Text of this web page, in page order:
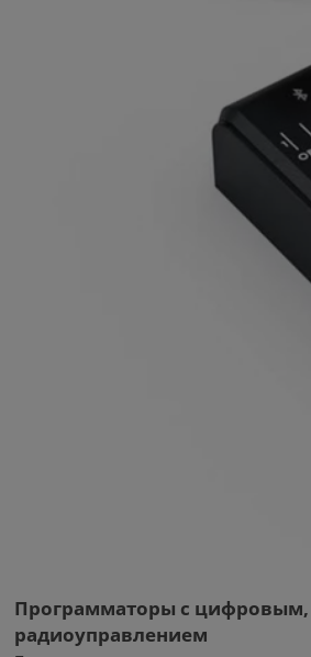
Программаторы с
радиоуправлением